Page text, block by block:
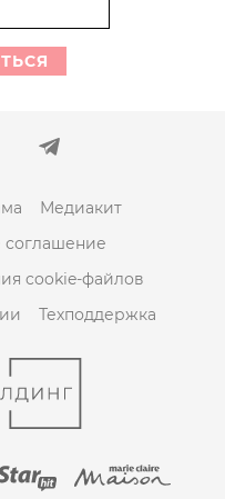
Медиакит
соглашение
cookie-файлов
Техподдержка